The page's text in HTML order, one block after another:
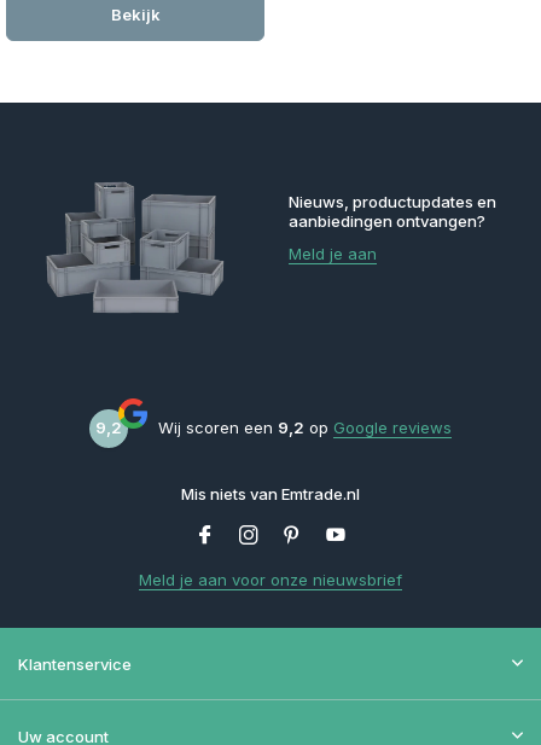
Bekijk
Nieuws, productupdates en
aanbiedingen ontvangen?
Meld je aan
9,2 Wij scoren een 9,2 op Google reviews
Mis niets van Emtrade.nl
Meld je aan voor onze nieuwsbrief
Klantenservice
Uw account